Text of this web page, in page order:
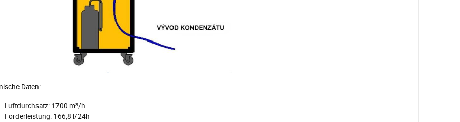
Daten:
Luftdurchsatz: 1700 m³/h
Förderleistung: 166,8 l/24h